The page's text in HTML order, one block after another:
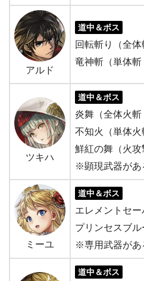
アルド
道中＆ボス
回転斬り（全
竜神斬（単体
ツキハ
道中＆ボス
炎舞（全体火斬
不知火（単体
鮮紅の舞（火
※顕現武器があ
ミーユ
道中＆ボス
エレメントセ
プリンセスブ
※専用武器があ
道中＆ボス